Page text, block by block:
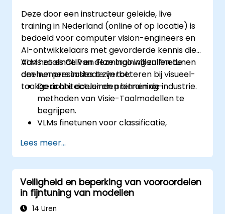
hardwareplatformen.
Deze door een instructeur geleide, live
training in Nederland (online of op locatie) is
bedoeld voor computer vision-engineers en
AI-ontwikkelaars met gevorderde kennis die
VLMs zoals CLIP en Flamingo willen finetunen
om hun prestaties te verbeteren bij visueel-
taakgerichte doeleinden binnen de industrie.
Aan het einde van deze training zullen de
deelnemers in staat zijn tot:
De architectuur en pretraining-
methoden van Visie-Taalmodellen te
begrijpen.
VLMs finetunen voor classificatie,
onderschriften of multimodale vraag-
antwoordsystemen.
Datasets voorbereiden en PEFT-
strategieën toepassen om het verbruik
van resources te minimaliseren.
Aangepaste VLMs evalueren en in
Lees meer...
Veiligheid en beperking van vooroordelen
in fijntuning van modellen
14 Uren